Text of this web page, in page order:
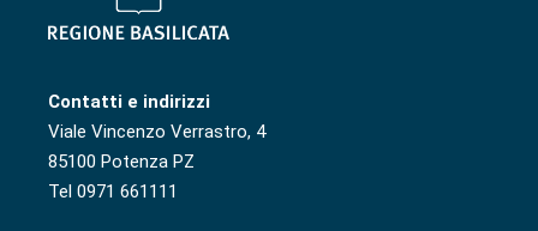
Contatti e indirizzi
Viale Vincenzo Verrastro, 4
85100 Potenza PZ
Tel 0971 661111